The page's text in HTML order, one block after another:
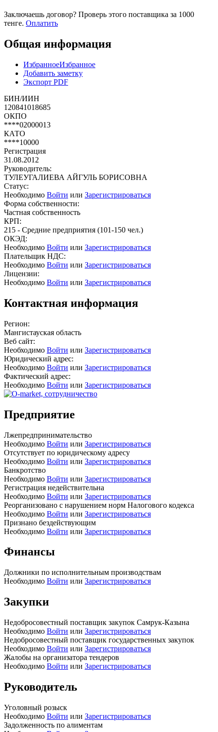
Заключаешь договор? Проверь этого поставщика за 1000
тенге. Оплатить
Общая информация
ИзбранноеИзбранное
Добавить заметку
Экспорт PDF
БИН/ИИН
120841018685
ОКПО
****02000013
КАТО
****10000
Регистрация
31.08.2012
Руководитель:
ТУЛЕУГАЛИЕВА АЙГУЛЬ БОРИСОВНА
Статус:
Необходимо Войти или Зарегистрироваться
Форма собственности:
Частная собственность
КРП:
215 - Средние предприятия (101-150 чел.)
ОКЭД:
Необходимо Войти или Зарегистрироваться
Плательщик НДС:
Необходимо Войти или Зарегистрироваться
Лицензии:
Необходимо Войти или Зарегистрироваться
Контактная информация
Регион:
Мангистауская область
Веб сайт:
Необходимо Войти или Зарегистрироваться
Юридический адрес:
Необходимо Войти или Зарегистрироваться
Фактический адрес:
Необходимо Войти или Зарегистрироваться
Предприятие
Лжепредпринимательство
Необходимо Войти или Зарегистрироваться
Отсутствует по юридическому адресу
Необходимо Войти или Зарегистрироваться
Банкротство
Необходимо Войти или Зарегистрироваться
Регистрация недействительна
Необходимо Войти или Зарегистрироваться
Реорганизовано с нарушением норм Налогового кодекса
Необходимо Войти или Зарегистрироваться
Признано бездействующим
Необходимо Войти или Зарегистрироваться
Финансы
Должники по исполнительным производствам
Необходимо Войти или Зарегистрироваться
Закупки
Недобросовестный поставщик закупок Самрук-Казына
Необходимо Войти или Зарегистрироваться
Недобросовестный поставщик государственных закупок
Необходимо Войти или Зарегистрироваться
Жалобы на организатора тендеров
Необходимо Войти или Зарегистрироваться
Руководитель
Уголовный розыск
Необходимо Войти или Зарегистрироваться
Задолженность по алиментам